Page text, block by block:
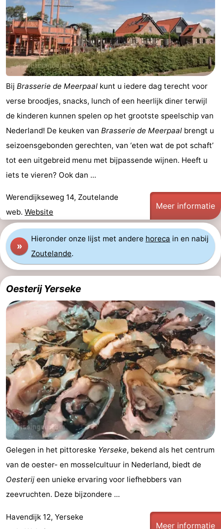
Binnenspeeltuinen
-
Bowlen
Wellness
centra
Dorpen
&
Steden
Natuur
Rondleidingen
-
Zwembaden
Wandelen
-
Paardrijden
-
Golfbanen
-
Delta-
en
paravliegen
Eten
en
drinken
Evenementen
Ringrijden
Zoutelande
Actief
Praktisch
Forum
Route
-
Parkeren
Reisboekenwinkel
Nieuws
Medische
adressen
Regio
Bij Brasserie de Meerpaal kunt u iedere dag terecht voor
verse broodjes, snacks, lunch of een heerlijk diner terwijl
de kinderen kunnen spelen op het grootste speelschip van
Nederland! De keuken van Brasserie de Meerpaal brengt u
seizoensgebonden gerechten, van ‘eten wat de pot schaft’
tot een uitgebreid menu met bijpassende wijnen. Heeft u
iets te vieren? Ook dan ...
Werendijkseweg 14, Zoutelande
web. Website
Meer informatie
»
Hieronder onze lijst met andere horeca in en nabij
Zoutelande.
Oesterij Yerseke
Gelegen in het pittoreske Yerseke, bekend als het centrum
van de oester- en mosselcultuur in Nederland, biedt de
Oesterij een unieke ervaring voor liefhebbers van
zeevruchten. Deze bijzondere ...
Havendijk 12, Yerseke
Meer informatie